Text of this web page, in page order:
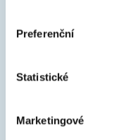
Preferenční
Statistické
Marketingové
Věda a výzkum
O fakultě